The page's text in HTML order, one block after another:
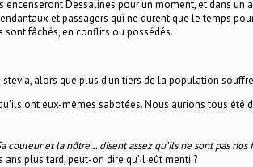
Dessalines pour un moment, et dans un
et passagers qui ne durent que le temps
sont fâchés, en conflits ou possédés.
alors que plus d’un tiers de la population
ont eux-mêmes sabotées. Nous aurions tous été
couleur et la nôtre… disent assez qu’ils ne sont pas
ans plus tard, peut-on dire qu’il eût menti ?